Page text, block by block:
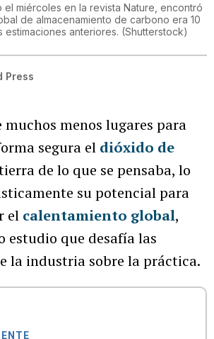
el miércoles en la revista Nature, encontró
de almacenamiento de carbono era 10
estimaciones anteriores. (Shutterstock)
Press
menos lugares para
segura el dióxido de
de lo que se pensaba, lo
su potencial para
el calentamiento global,
estudio que desafía las
la industria sobre la práctica.